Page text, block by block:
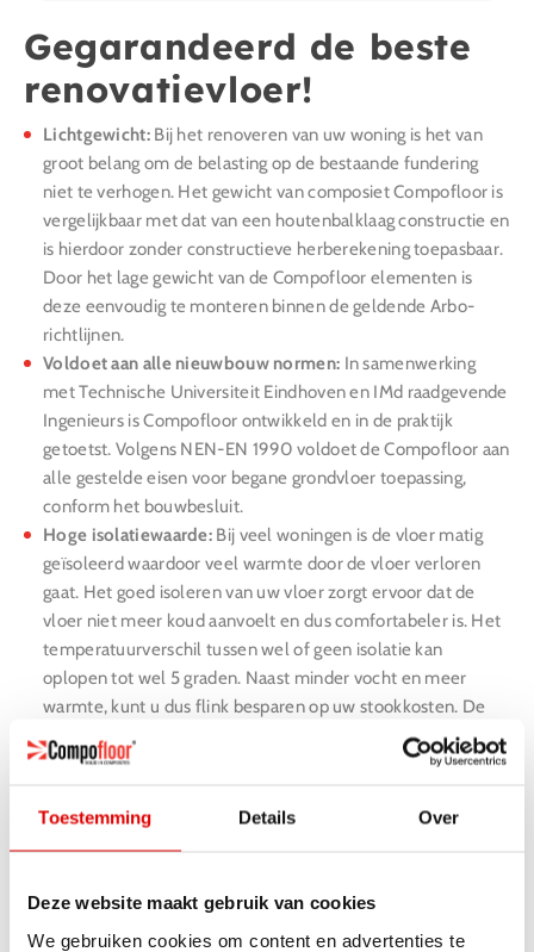
Toestemming Details Over
Deze website maakt gebruik van cookies
We gebruiken cookies om content en advertenties te
Gegarandeerd de beste
renovatievloer!
Lichtgewicht:Bij het renoveren van uw woning is het van
groot belang om de belasting op de bestaande fundering
niet te verhogen. Het gewicht van composiet Compofloor is
vergelijkbaar met dat van een houtenbalklaag constructie en
is hierdoor zonder constructieve herberekening toepasbaar.
Door het lage gewicht van de Compofloor elementen is
deze eenvoudig te monteren binnen de geldende Arbo-
richtlijnen.
Voldoet aan alle nieuwbouw normen: In samenwerking
met Technische Universiteit Eindhoven en IMd raadgevende
Ingenieurs is Compofloor ontwikkeld en in de praktijk
getoetst. Volgens NEN-EN 1990 voldoet de Compofloor aan
alle gestelde eisen voor begane grondvloer toepassing,
conform het bouwbesluit.
Hoge isolatiewaarde: Bij veel woningen is de vloer matig
geïsoleerd waardoor veel warmte door de vloer verloren
gaat. Het goed isoleren van uw vloer zorgt ervoor dat de
vloer niet meer koud aanvoelt en dus comfortabeler is. Het
temperatuurverschil tussen wel of geen isolatie kan
oplopen tot wel 5 graden. Naast minder vocht en meer
warmte, kunt u dus flink besparen op uw stookkosten. De
Eenvoudige en snelle montage:
Compofloor wordt in onze
een stabiele kwaliteit en snelle montage. Doordat de
elementen in elkaar worden geklikt passen de elementen
Geen afval:Compofloor wordt Prefab aangeleverd. Dit
betekent dat er tijdens de montage van de vloer geen